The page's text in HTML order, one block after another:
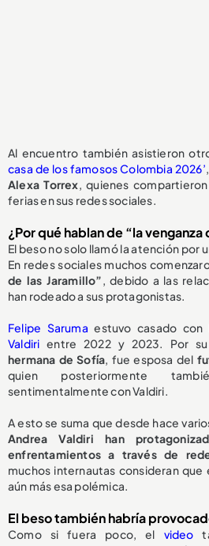
Al encuentro también asistieron
casa de los famosos Colombia 2026’
Alexa Torrex , quienes
ferias en sus redes sociales.
¿Por qué hablan de “la venganza
El beso no solo llamó la atención por
En redes sociales muchos
de las Jaramillo” , debido a las
han rodeado a sus protagonistas.
Felipe Saruma estuvo casado con
Valdiri entre 2022 y 2023. Por
hermana de Sofía , fue esposa del
quien posteriormente
sentimentalmente con Valdiri.
A esto se suma que desde hace
Andrea Valdiri han
enfrentamientos a través de
muchos internautas consideran que
aún más esa polémica.
El beso también habría
Como si fuera poco, el video